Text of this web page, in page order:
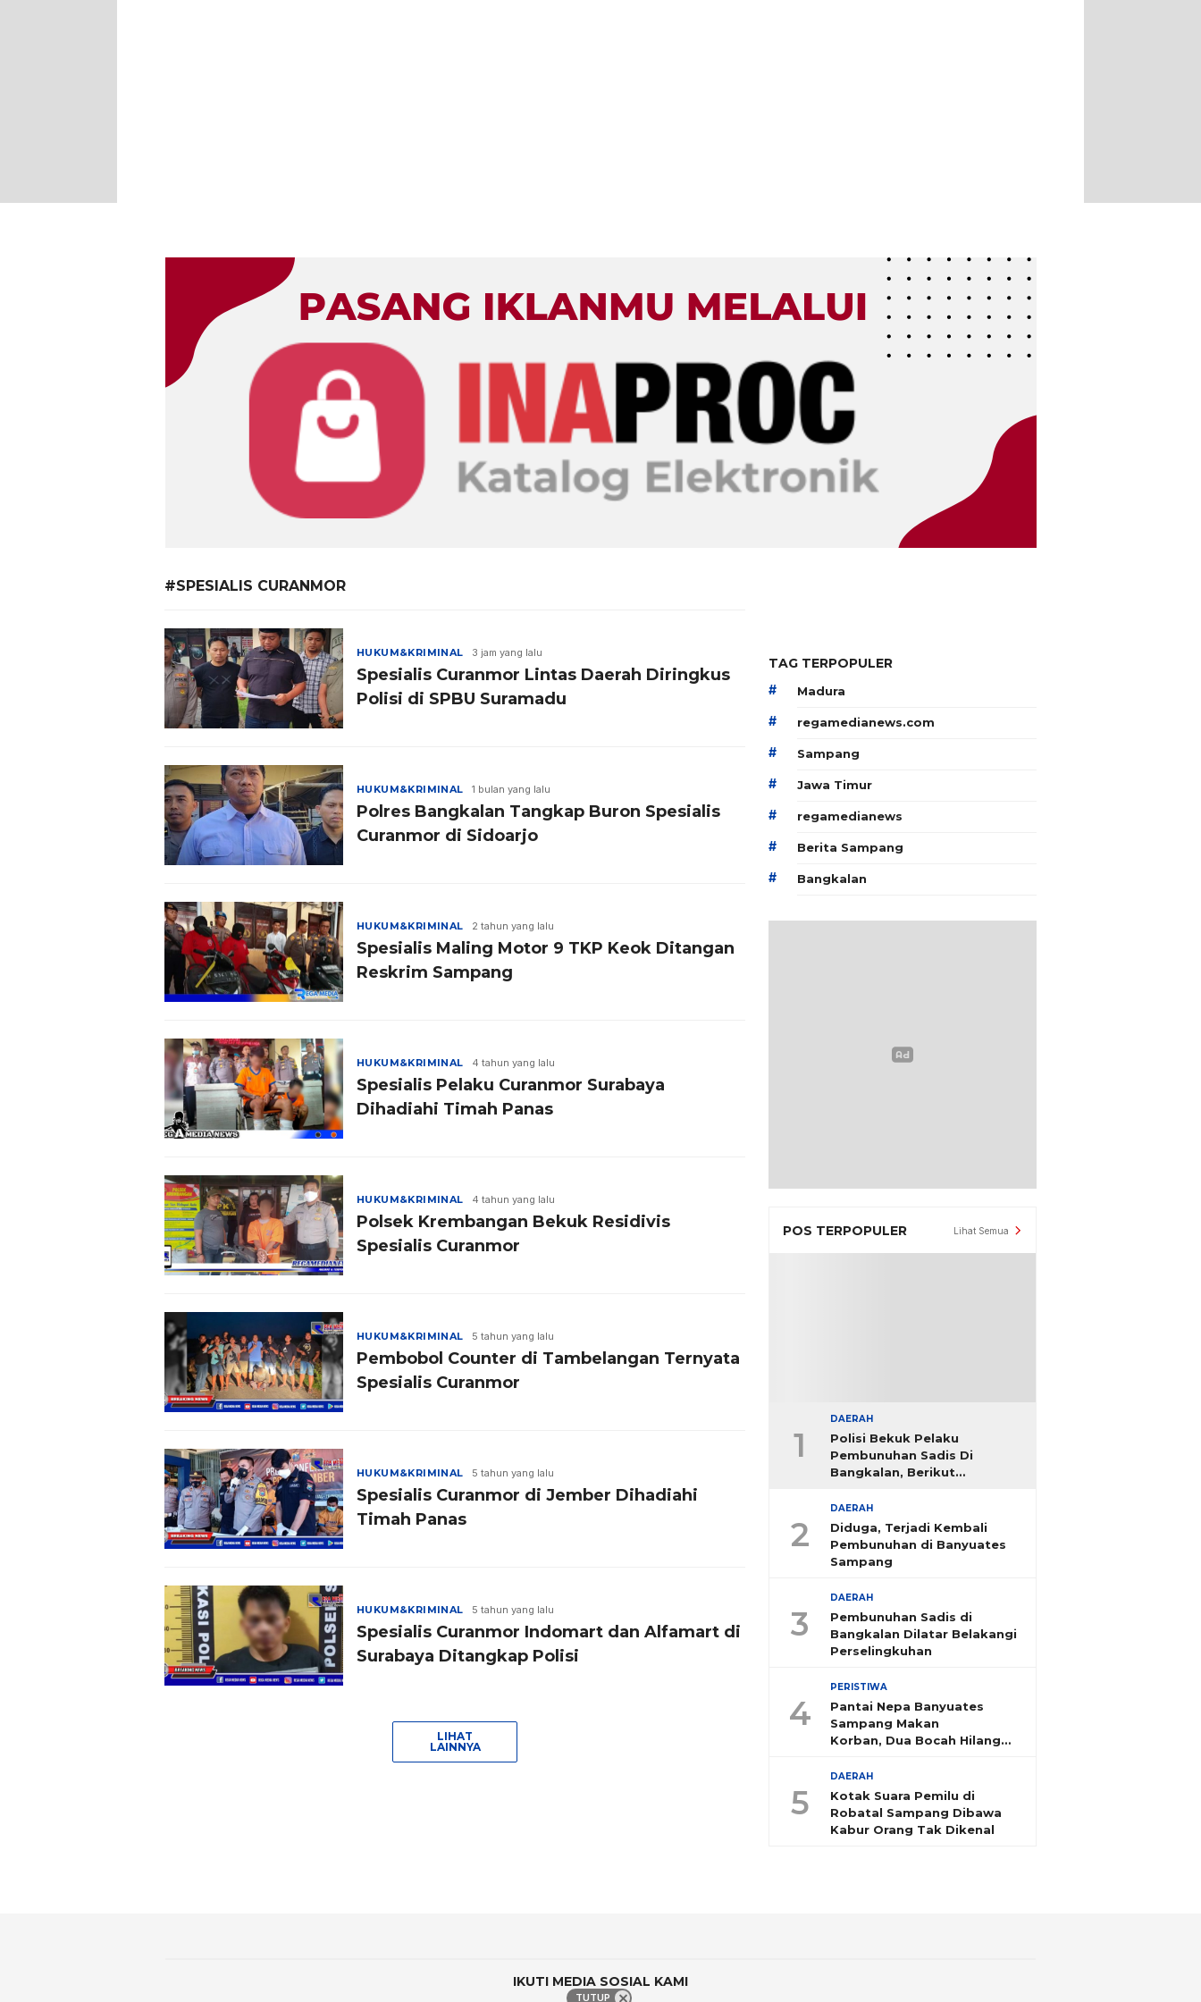
#SPESIALIS CURANMOR
HUKUM&KRIMINAL 3 jam yang lalu
Spesialis Curanmor Lintas Daerah Diringkus
Polisi di SPBU Suramadu
HUKUM&KRIMINAL 1 bulan yang lalu
Polres Bangkalan Tangkap Buron Spesialis
Curanmor di Sidoarjo
HUKUM&KRIMINAL 2 tahun yang lalu
Spesialis Maling Motor 9 TKP Keok Ditangan
Reskrim Sampang
HUKUM&KRIMINAL 4 tahun yang lalu
Spesialis Pelaku Curanmor Surabaya
Dihadiahi Timah Panas
HUKUM&KRIMINAL 4 tahun yang lalu
Polsek Krembangan Bekuk Residivis
Spesialis Curanmor
HUKUM&KRIMINAL 5 tahun yang lalu
Pembobol Counter di Tambelangan Ternyata
Spesialis Curanmor
HUKUM&KRIMINAL 5 tahun yang lalu
Spesialis Curanmor di Jember Dihadiahi
Timah Panas
HUKUM&KRIMINAL 5 tahun yang lalu
Spesialis Curanmor Indomart dan Alfamart di
Surabaya Ditangkap Polisi
LIHAT
LAINNYA
TAG TERPOPULER
# Madura
# regamedianews.com
# Sampang
# Jawa Timur
# regamedianews
# Berita Sampang
# Bangkalan
POS TERPOPULER Lihat Semua
1
DAERAH
Polisi Bekuk Pelaku
Pembunuhan Sadis Di
Bangkalan, Berikut
2
DAERAH
Diduga, Terjadi Kembali
Pembunuhan di Banyuates
Sampang
3
DAERAH
Pembunuhan Sadis di
Bangkalan Dilatar Belakangi
Perselingkuhan
4
PERISTIWA
Pantai Nepa Banyuates
Sampang Makan
Korban, Dua Bocah Hilang
5
DAERAH
Kotak Suara Pemilu di
Robatal Sampang Dibawa
Kabur Orang Tak Dikenal
IKUTI MEDIA SOSIAL KAMI
TUTUP